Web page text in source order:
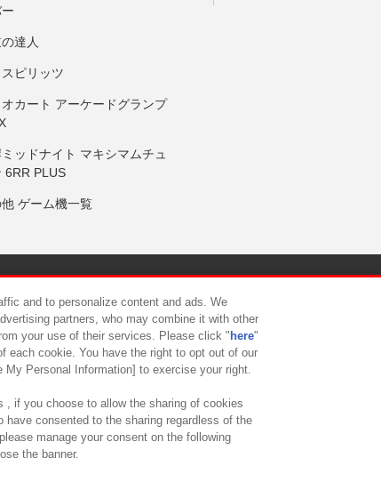
達人
ピリッツ
カート アーケードグランプ
ッドナイト マキシマムチュ
6RR PLUS
ゲーム機一覧
について カスタマーハラスメント対応方針
and to personalize content and ads. We
partners, who may combine it with other
your use of their services. Please click " here"
each cookie. You have the right to opt out of our
Personal Information] to exercise your right.
, if you choose to allow the sharing of cookies
have consented to the sharing regardless of the
manage your consent on the following
the banner.